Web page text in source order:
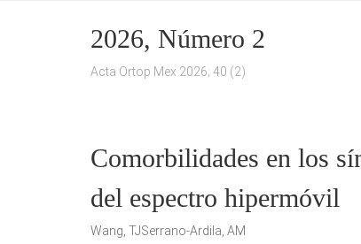
2026, Número 2
Acta Ortop Mex 2026; 40 (2)
Comorbilidades en los
del espectro hipermóvil
Wang, TJSerrano-Ardila, AM